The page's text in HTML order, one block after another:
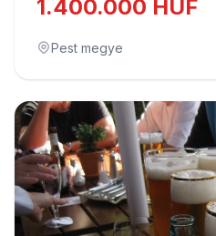
1.400.000 HUF
Pest megye